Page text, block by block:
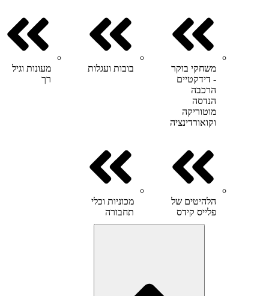
משחקי בוקר
- דידקטיים
הרכבה
הנדסה
מוטוריקה
וקואורדינציה
בובות ועגלות
מעונות וגיל
רך
הלהיטים של
פלייס קידס
מכוניות וכלי
תחבורה